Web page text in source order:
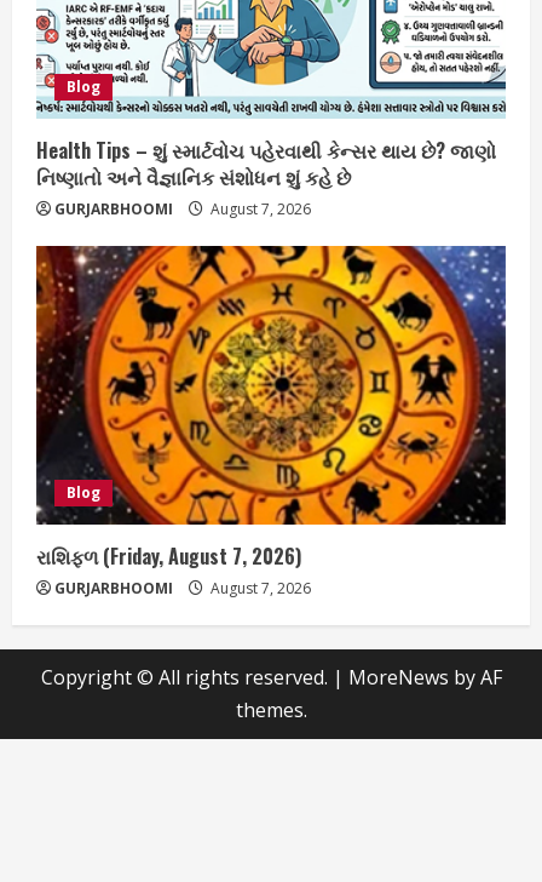
Blog
Health Tips – શું સ્માર્ટવોચ પહેરવાથી કેન્સર થાય છે? જાણો
નિષ્ણાતો અને વૈજ્ઞાનિક સંશોધન શું કહે છે
GURJARBHOOMI August 7, 2026
Blog
રાશિફળ (Friday, August 7, 2026)
GURJARBHOOMI August 7, 2026
Copyright © All rights reserved. | MoreNews by AF
themes.